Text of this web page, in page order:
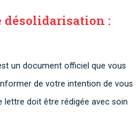
désolidarisation :
un document officiel que vous
de votre intention de vous
lettre doit être rédigée avec soin